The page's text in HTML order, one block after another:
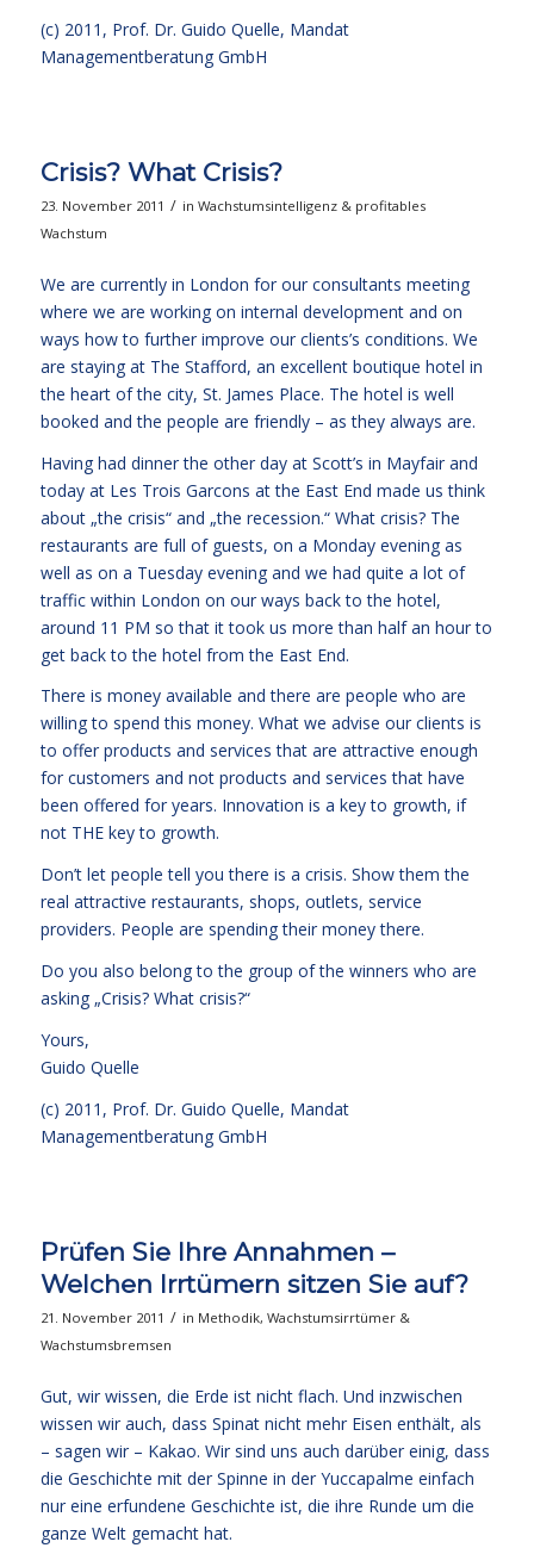
(c) 2011, Prof. Dr. Guido Quelle, Mandat
Managementberatung GmbH
Crisis? What Crisis?
23. November 2011 / in Wachstumsintelligenz & profitables
Wachstum
We are currently in London for our consultants meeting
where we are working on internal development and on
ways how to further improve our clients’s conditions. We
are staying at The Stafford, an excellent boutique hotel in
the heart of the city, St. James Place. The hotel is well
booked and the people are friendly – as they always are.
Having had dinner the other day at Scott’s in Mayfair and
today at Les Trois Garcons at the East End made us think
about „the crisis“ and „the recession.“ What crisis? The
restaurants are full of guests, on a Monday evening as
well as on a Tuesday evening and we had quite a lot of
traffic within London on our ways back to the hotel,
around 11 PM so that it took us more than half an hour to
get back to the hotel from the East End.
There is money available and there are people who are
willing to spend this money. What we advise our clients is
to offer products and services that are attractive enough
for customers and not products and services that have
been offered for years. Innovation is a key to growth, if
not THE key to growth.
Don’t let people tell you there is a crisis. Show them the
real attractive restaurants, shops, outlets, service
providers. People are spending their money there.
Do you also belong to the group of the winners who are
asking „Crisis? What crisis?“
Yours,
Guido Quelle
(c) 2011, Prof. Dr. Guido Quelle, Mandat
Managementberatung GmbH
Prüfen Sie Ihre Annahmen –
Welchen Irrtümern sitzen Sie auf?
21. November 2011 / in Methodik, Wachstumsirrtümer &
Wachstumsbremsen
Gut, wir wissen, die Erde ist nicht flach. Und inzwischen
wissen wir auch, dass Spinat nicht mehr Eisen enthält, als
– sagen wir – Kakao. Wir sind uns auch darüber einig, dass
die Geschichte mit der Spinne in der Yuccapalme einfach
nur eine erfundene Geschichte ist, die ihre Runde um die
ganze Welt gemacht hat.